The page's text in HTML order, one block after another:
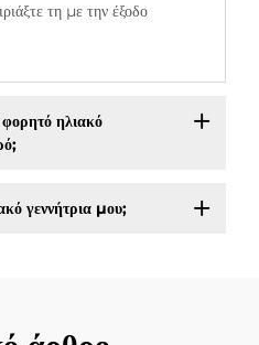
τη με την έξοδο
ηλιακό
γεννήτρια μου;